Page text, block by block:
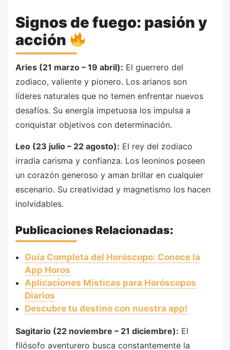
Signos de fuego: pasión y
acción
Aries (21 marzo – 19 abril): El guerrero del
zodiaco, valiente y pionero. Los arianos son
líderes naturales que no temen enfrentar nuevos
desafíos. Su energía impetuosa los impulsa a
conquistar objetivos con determinación.
Leo (23 julio – 22 agosto): El rey del zodiaco
irradia carisma y confianza. Los leoninos poseen
un corazón generoso y aman brillar en cualquier
escenario. Su creatividad y magnetismo los hacen
inolvidables.
Publicaciones Relacionadas:
Guía Completa del Horóscopo: Conoce la
App Horos
Aplicaciones Místicas para Horóscopos
Diarios
Descubre tu destino con nuestra app!
Sagitario (22 noviembre – 21 diciembre): El
filósofo aventurero busca constantemente la